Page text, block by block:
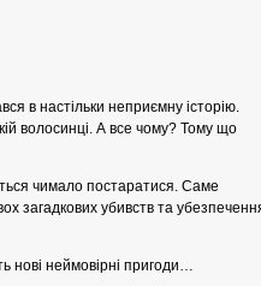
в настільки неприємну історію.
волосинці. А все чому? Тому що
чимало постаратися. Саме
загадкових убивств та
нові неймовірні пригоди…